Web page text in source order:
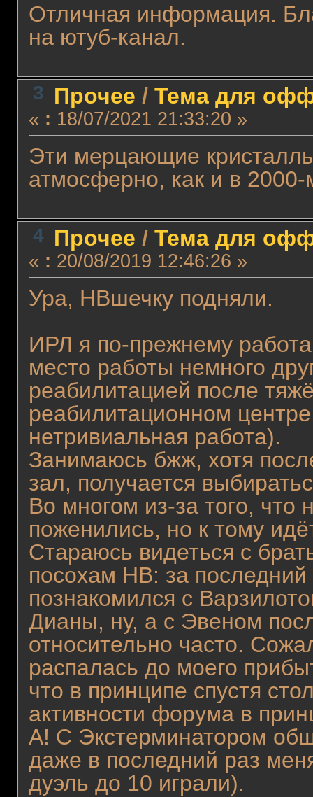
Отличная информация.
на ютуб-канал.
3 Прочее / Тема для
« : 18/07/2021 21:33:20 »
Эти мерцающие
атмосферно, как и в
4 Прочее / Тема для
« : 20/08/2019 12:46:26 »
Ура, НВшечку подняли.
ИРЛ я по-прежнему
место работы немного
реабилитацией после
реабилитационном
нетривиальная работа).
Занимаюсь бжж, хотя
зал, получается
Во многом из-за того, что
поженились, но к тому
Стараюсь видеться с
посохам НВ: за
познакомился с
Дианы, ну, а с Эвеном
относительно часто.
распалась до моего
что в принципе спустя
активности форума в
А! С Экстерминатором
даже в последний раз
дуэль до 10 играли).